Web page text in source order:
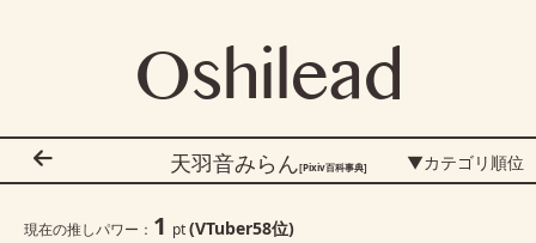
Oshilead
天羽音みらん[Pixiv百科事典] ▼カテゴリ順位
現在の推しパワー： 1 pt(VTuber58位)